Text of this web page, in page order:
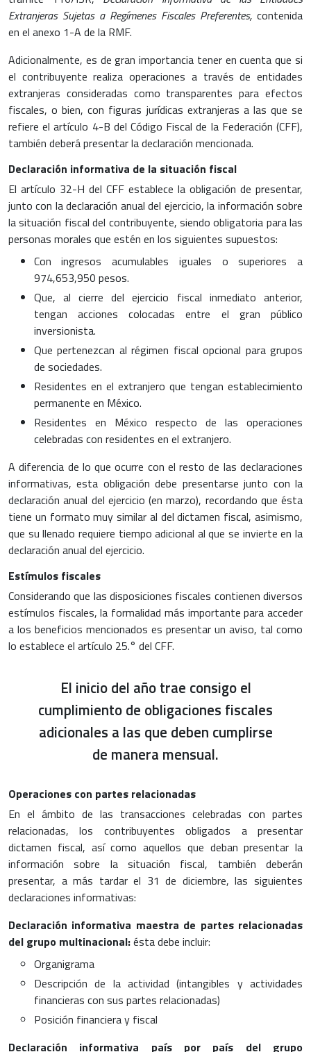
Extranjeras Sujetas a Regímenes Fiscales Preferentes, contenida
en el anexo 1-A de la RMF.
Adicionalmente, es de gran importancia tener en cuenta que si
el contribuyente realiza operaciones a través de entidades
extranjeras consideradas como transparentes para efectos
fiscales, o bien, con figuras jurídicas extranjeras a las que se
refiere el artículo 4-B del Código Fiscal de la Federación (CFF),
también deberá presentar la declaración mencionada.
Declaración informativa de la situación fiscal
El artículo 32-H del CFF establece la obligación de presentar,
junto con la declaración anual del ejercicio, la información sobre
la situación fiscal del contribuyente, siendo obligatoria para las
personas morales que estén en los siguientes supuestos:
Con ingresos acumulables iguales o superiores a
974,653,950 pesos.
Que, al cierre del ejercicio fiscal inmediato anterior,
tengan acciones colocadas entre el gran público
inversionista.
Que pertenezcan al régimen fiscal opcional para grupos
de sociedades.
Residentes en el extranjero que tengan establecimiento
permanente en México.
Residentes en México respecto de las operaciones
celebradas con residentes en el extranjero.
A diferencia de lo que ocurre con el resto de las declaraciones
informativas, esta obligación debe presentarse junto con la
declaración anual del ejercicio (en marzo), recordando que ésta
tiene un formato muy similar al del dictamen fiscal, asimismo,
que su llenado requiere tiempo adicional al que se invierte en la
declaración anual del ejercicio.
Estímulos fiscales
Considerando que las disposiciones fiscales contienen diversos
estímulos fiscales, la formalidad más importante para acceder
a los beneficios mencionados es presentar un aviso, tal como
lo establece el artículo 25.° del CFF.
El inicio del año trae consigo el
cumplimiento de obligaciones fiscales
adicionales a las que deben cumplirse
de manera mensual.
Operaciones con partes relacionadas
En el ámbito de las transacciones celebradas con partes
relacionadas, los contribuyentes obligados a presentar
dictamen fiscal, así como aquellos que deban presentar la
información sobre la situación fiscal, también deberán
presentar, a más tardar el 31 de diciembre, las siguientes
declaraciones informativas:
Declaración informativa maestra de partes relacionadas
del grupo multinacional:ésta debe incluir:
Organigrama
Descripción de la actividad (intangibles y actividades
financieras con sus partes relacionadas)
Posición financiera y fiscal
Declaración informativa país por país del grupo